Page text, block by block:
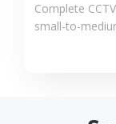
Complete
small-to-